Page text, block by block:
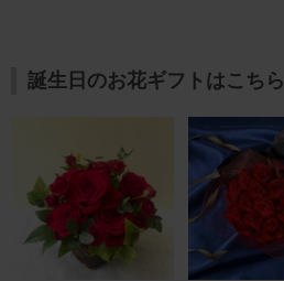
誕生日のお花ギフトはこちら